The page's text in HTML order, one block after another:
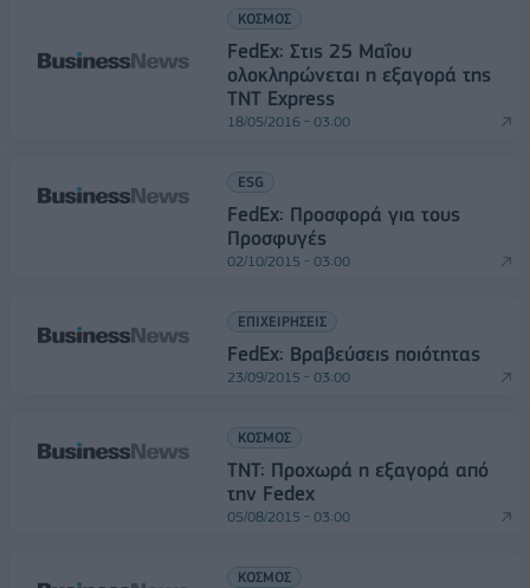
ΚΟΣΜΟΣ
FedEx: Στις 25 Μαΐου
ολοκληρώνεται η εξαγορά της
TNT Express
18/05/2016 - 03:00
ESG
FedEx: Προσφορά για τους
Προσφυγές
02/10/2015 - 03:00
ΕΠΙΧΕΙΡΗΣΕΙΣ
FedEx: Βραβεύσεις ποιότητας
23/09/2015 - 03:00
ΚΟΣΜΟΣ
TNT: Προχωρά η εξαγορά από
την Fedex
05/08/2015 - 03:00
ΚΟΣΜΟΣ